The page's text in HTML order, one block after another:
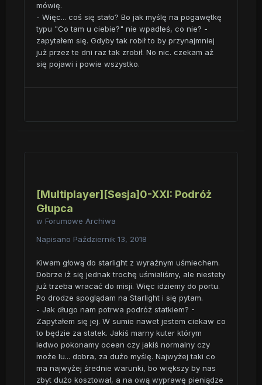
mówię.
- Więc... coś się stało? Bo jak myślę na pogawętkę
typu "Co tam u ciebie?" nie wpadłeś, co nie? -
zapytałem się. Gdyby tak robił to by przynajmniej
już przez te dni raz tak zrobił. No nic. czekam aż
się pojawi i powie wszystko.
[Multiplayer][Sesja]0-XXI: Podróż
Głupca
w Forumowe Archiwa
Napisano Październik 13, 2018
Kiwam głową do starlight z wyraźnym uśmiechem.
Dobrze iż się jednak trochę uśmialiśmy, ale niestety
już trzeba wracać do misji. Więc idziemy do portu.
Po drodze spoglądam na Starlight i się pytam.
- Jak długo nam potrwa podróż statkiem? -
Zapytałem się jej. W sumie nawet jestem ciekaw co
to będzie za statek. Jakiś marny kuter którym
ledwo pokonamy ocean czy jakiś normalny czy
może lu... dobra, za dużo myślę. Najwyżej taki co
ma najwyżej średnie warunki, bo większy by nas
zbyt dużo kosztował, a na ową wyprawę pieniądze